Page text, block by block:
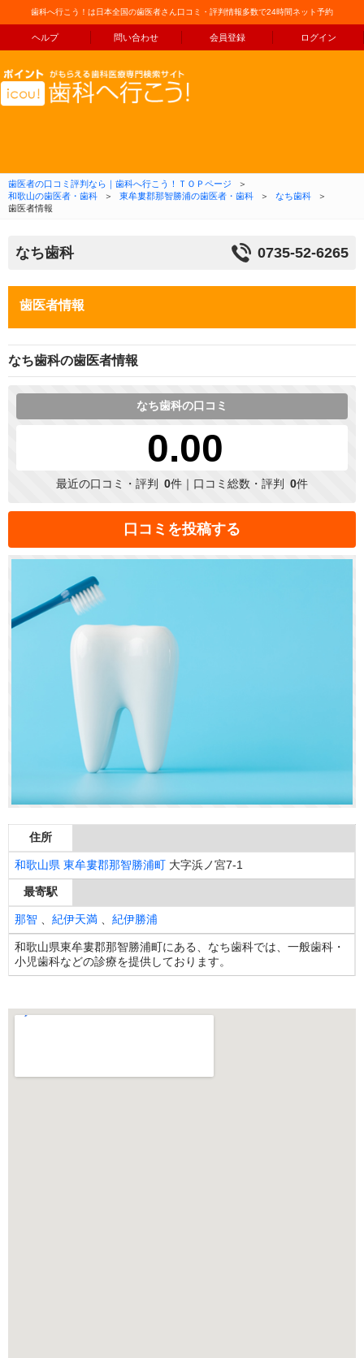
歯科へ行こう！は日本全国の歯医者さん口コミ・評判情報多数で24時間ネット予約
ヘルプ 問い合わせ 会員登録 ログイン
コンテンツへ移動
歯医者の口コミ評判なら｜歯科へ行こう！ＴＯＰページ
＞
和歌山の歯医者・歯科
＞ 東牟婁郡那智勝浦の歯医者・歯科 ＞ なち歯科
＞
歯医者情報
なち歯科 0735-52-6265
歯医者情報
なち歯科の歯医者情報
なち歯科の口コミ
0.00
最近の口コミ・評判 0件｜口コミ総数・評判 0件
口コミを投稿する
住所
和歌山県 東牟婁郡那智勝浦町 大字浜ノ宮7-1
最寄駅
那智 紀伊天満 紀伊勝浦
和歌山県東牟婁郡那智勝浦町にある、なち歯科では、一般歯科・
小児歯科などの診療を提供しております。